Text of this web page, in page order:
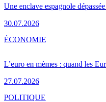
Une enclave espagnole
30.07.2026
L’euro en mèmes : quand les
27.07.2026
ÉCONOMIE
POLITIQUE